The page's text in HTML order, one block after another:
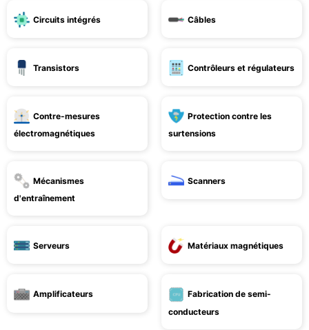
Circuits intégrés Câbles
Transistors Contrôleurs et régulateurs
Contre-mesures
électromagnétiques
Protection contre les
surtensions
Mécanismes
d'entraînement
Scanners
Serveurs Matériaux magnétiques
Amplificateurs
Fabrication de semi-
conducteurs